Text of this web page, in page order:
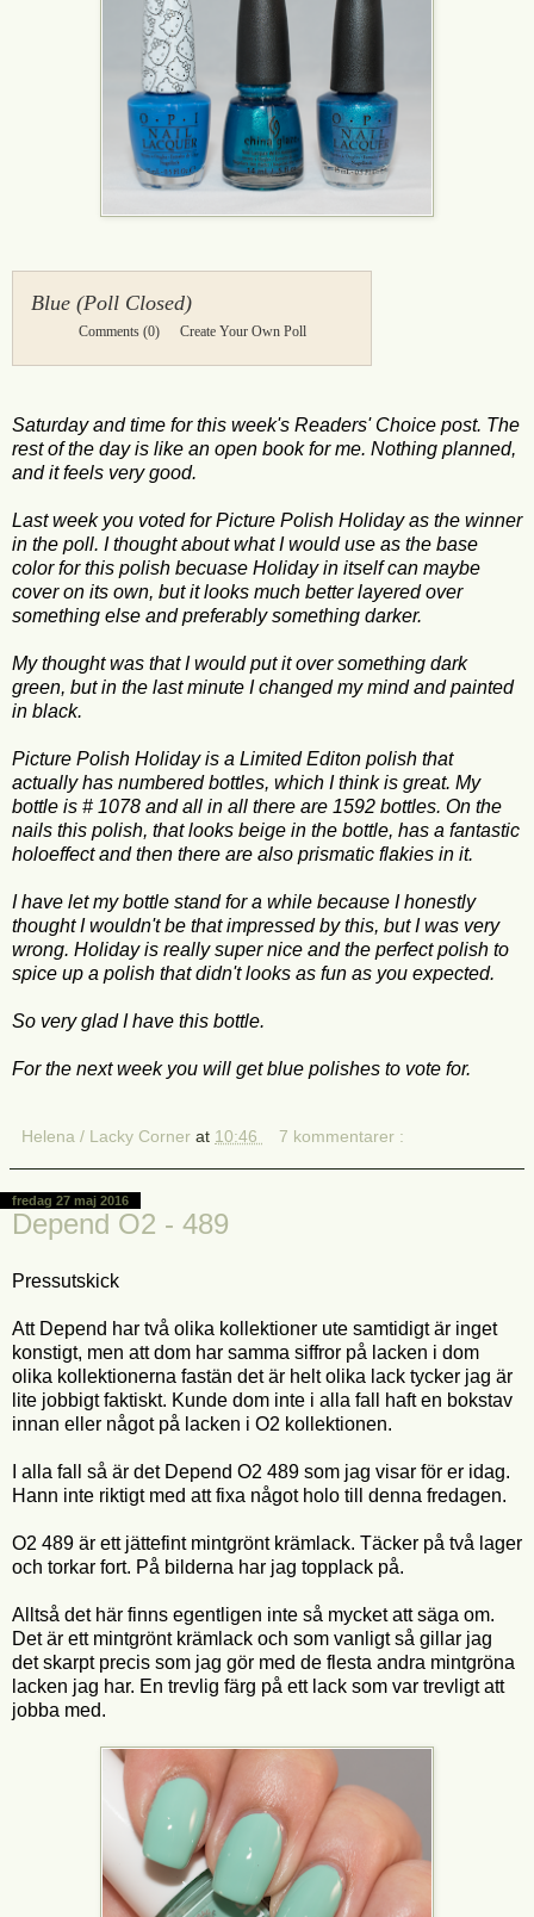
Blue (Poll Closed)
Comments (0) Create Your Own Poll
Saturday and time for this week's Readers' Choice post. The
rest of the day is like an open book for me. Nothing planned,
and it feels very good.
Last week you voted for Picture Polish Holiday as the winner
in the poll. I thought about what I would use as the base
color for this polish becuase Holiday in itself can maybe
cover on its own, but it looks much better layered over
something else and preferably something darker.
My thought was that I would put it over something dark
green, but in the last minute I changed my mind and painted
in black.
Picture Polish Holiday is a Limited Editon polish that
actually has numbered bottles, which I think is great. My
bottle is # 1078 and all in all there are 1592 bottles. On the
nails this polish, that looks beige in the bottle, has a fantastic
holoeffect and then there are also prismatic flakies in it.
I have let my bottle stand for a while because I honestly
thought I wouldn't be that impressed by this, but I was very
wrong. Holiday is really super nice and the perfect polish to
spice up a polish that didn't looks as fun as you expected.
So very glad I have this bottle.
For the next week you will get blue polishes to vote for.
Helena / Lacky Corner at 10:46 7 kommentarer :
fredag 27 maj 2016
Depend O2 - 489
Pressutskick
Att Depend har två olika kollektioner ute samtidigt är inget
konstigt, men att dom har samma siffror på lacken i dom
olika kollektionerna fastän det är helt olika lack tycker jag är
lite jobbigt faktiskt. Kunde dom inte i alla fall haft en bokstav
innan eller något på lacken i O2 kollektionen.
I alla fall så är det Depend O2 489 som jag visar för er idag.
Hann inte riktigt med att fixa något holo till denna fredagen.
O2 489 är ett jättefint mintgrönt krämlack. Täcker på två lager
och torkar fort. På bilderna har jag topplack på.
Alltså det här finns egentligen inte så mycket att säga om.
Det är ett mintgrönt krämlack och som vanligt så gillar jag
det skarpt precis som jag gör med de flesta andra mintgröna
lacken jag har. En trevlig färg på ett lack som var trevligt att
jobba med.